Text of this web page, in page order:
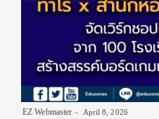
EZ Webmaster April 8, 2026